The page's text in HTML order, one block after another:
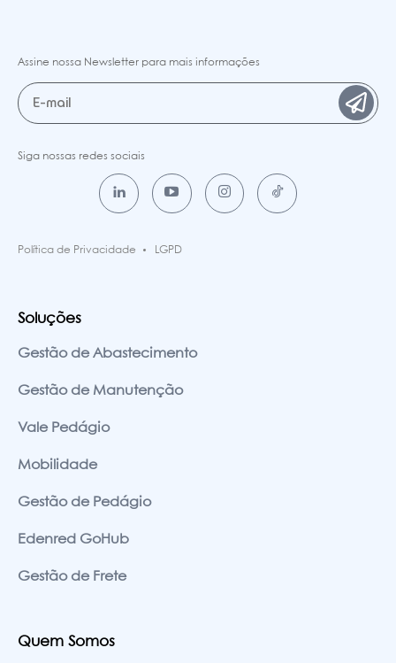
Assine nossa Newsletter para mais informações
Siga nossas redes sociais
Política de Privacidade LGPD
Soluções
Gestão de Abastecimento
Gestão de Manutenção
Vale Pedágio
Mobilidade
Gestão de Pedágio
Edenred GoHub
Gestão de Frete
Quem Somos